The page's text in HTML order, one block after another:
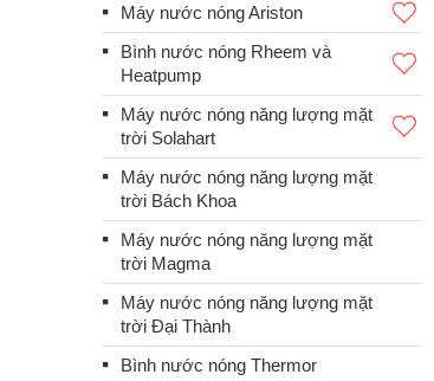
Máy nước nóng Ariston
Bình nước nóng Rheem và
Heatpump
Máy nước nóng năng lượng mặt
trời Solahart
Máy nước nóng năng lượng mặt
trời Bách Khoa
Máy nước nóng năng lượng mặt
trời Magma
Máy nước nóng năng lượng mặt
trời Đại Thành
Bình nước nóng Thermor